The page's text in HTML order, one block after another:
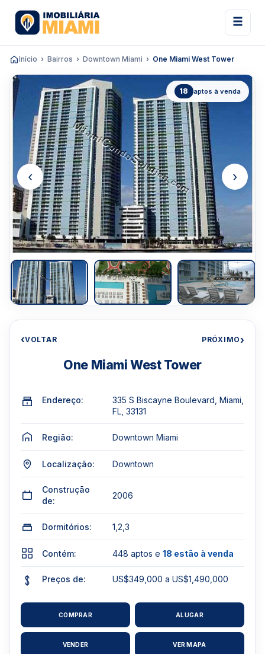
Início Bairros Downtown Miami One Miami West Tower
18 aptos à venda
‹ ›
‹VOLTAR PRÓXIMO›
One Miami West Tower
Endereço:
335 S Biscayne Boulevard, Miami,
FL, 33131
Região: Downtown Miami
Localização: Downtown
Construção
de:
2006
Dormitórios: 1,2,3
Contém: 448 aptos e 18 estão à venda
Preços de: US$349,000 a US$1,490,000
COMPRAR ALUGAR
VENDER VER MAPA